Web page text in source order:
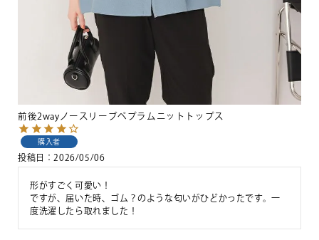
前後2wayノースリーブペプラムニットトップス
購入者
投稿日 2026/05/06
形がすごく可愛い！
ですが、届いた時、ゴム？のような匂いがひどかったです。一
度洗濯したら取れました！